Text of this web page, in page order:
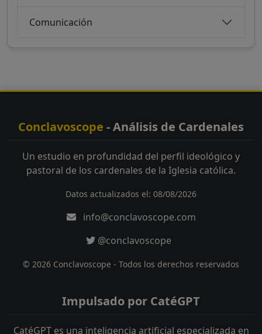
Comunicación
Conclavoscope - Análisis de Cardenales
Un estudio en profundidad del perfil ideológico y
pastoral de los cardenales de la Iglesia católica.
Datos actualizados el: 08/08/2026
info@conclavoscope.com
@conclavoscope
© 2026 Conclavoscope - Todos los derechos reservados
Impulsado por CatéGPT
CatéGPT es una inteligencia artificial especializada en